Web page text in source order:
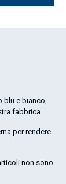
blu e bianco,
fabbrica.
per rendere
non sono